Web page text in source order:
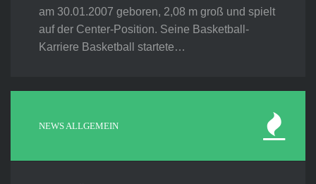
am 30.01.2007 geboren, 2,08 m groß und spielt
auf der Center-Position. Seine Basketball-
Karriere Basketball startete…
NEWS ALLGEMEIN